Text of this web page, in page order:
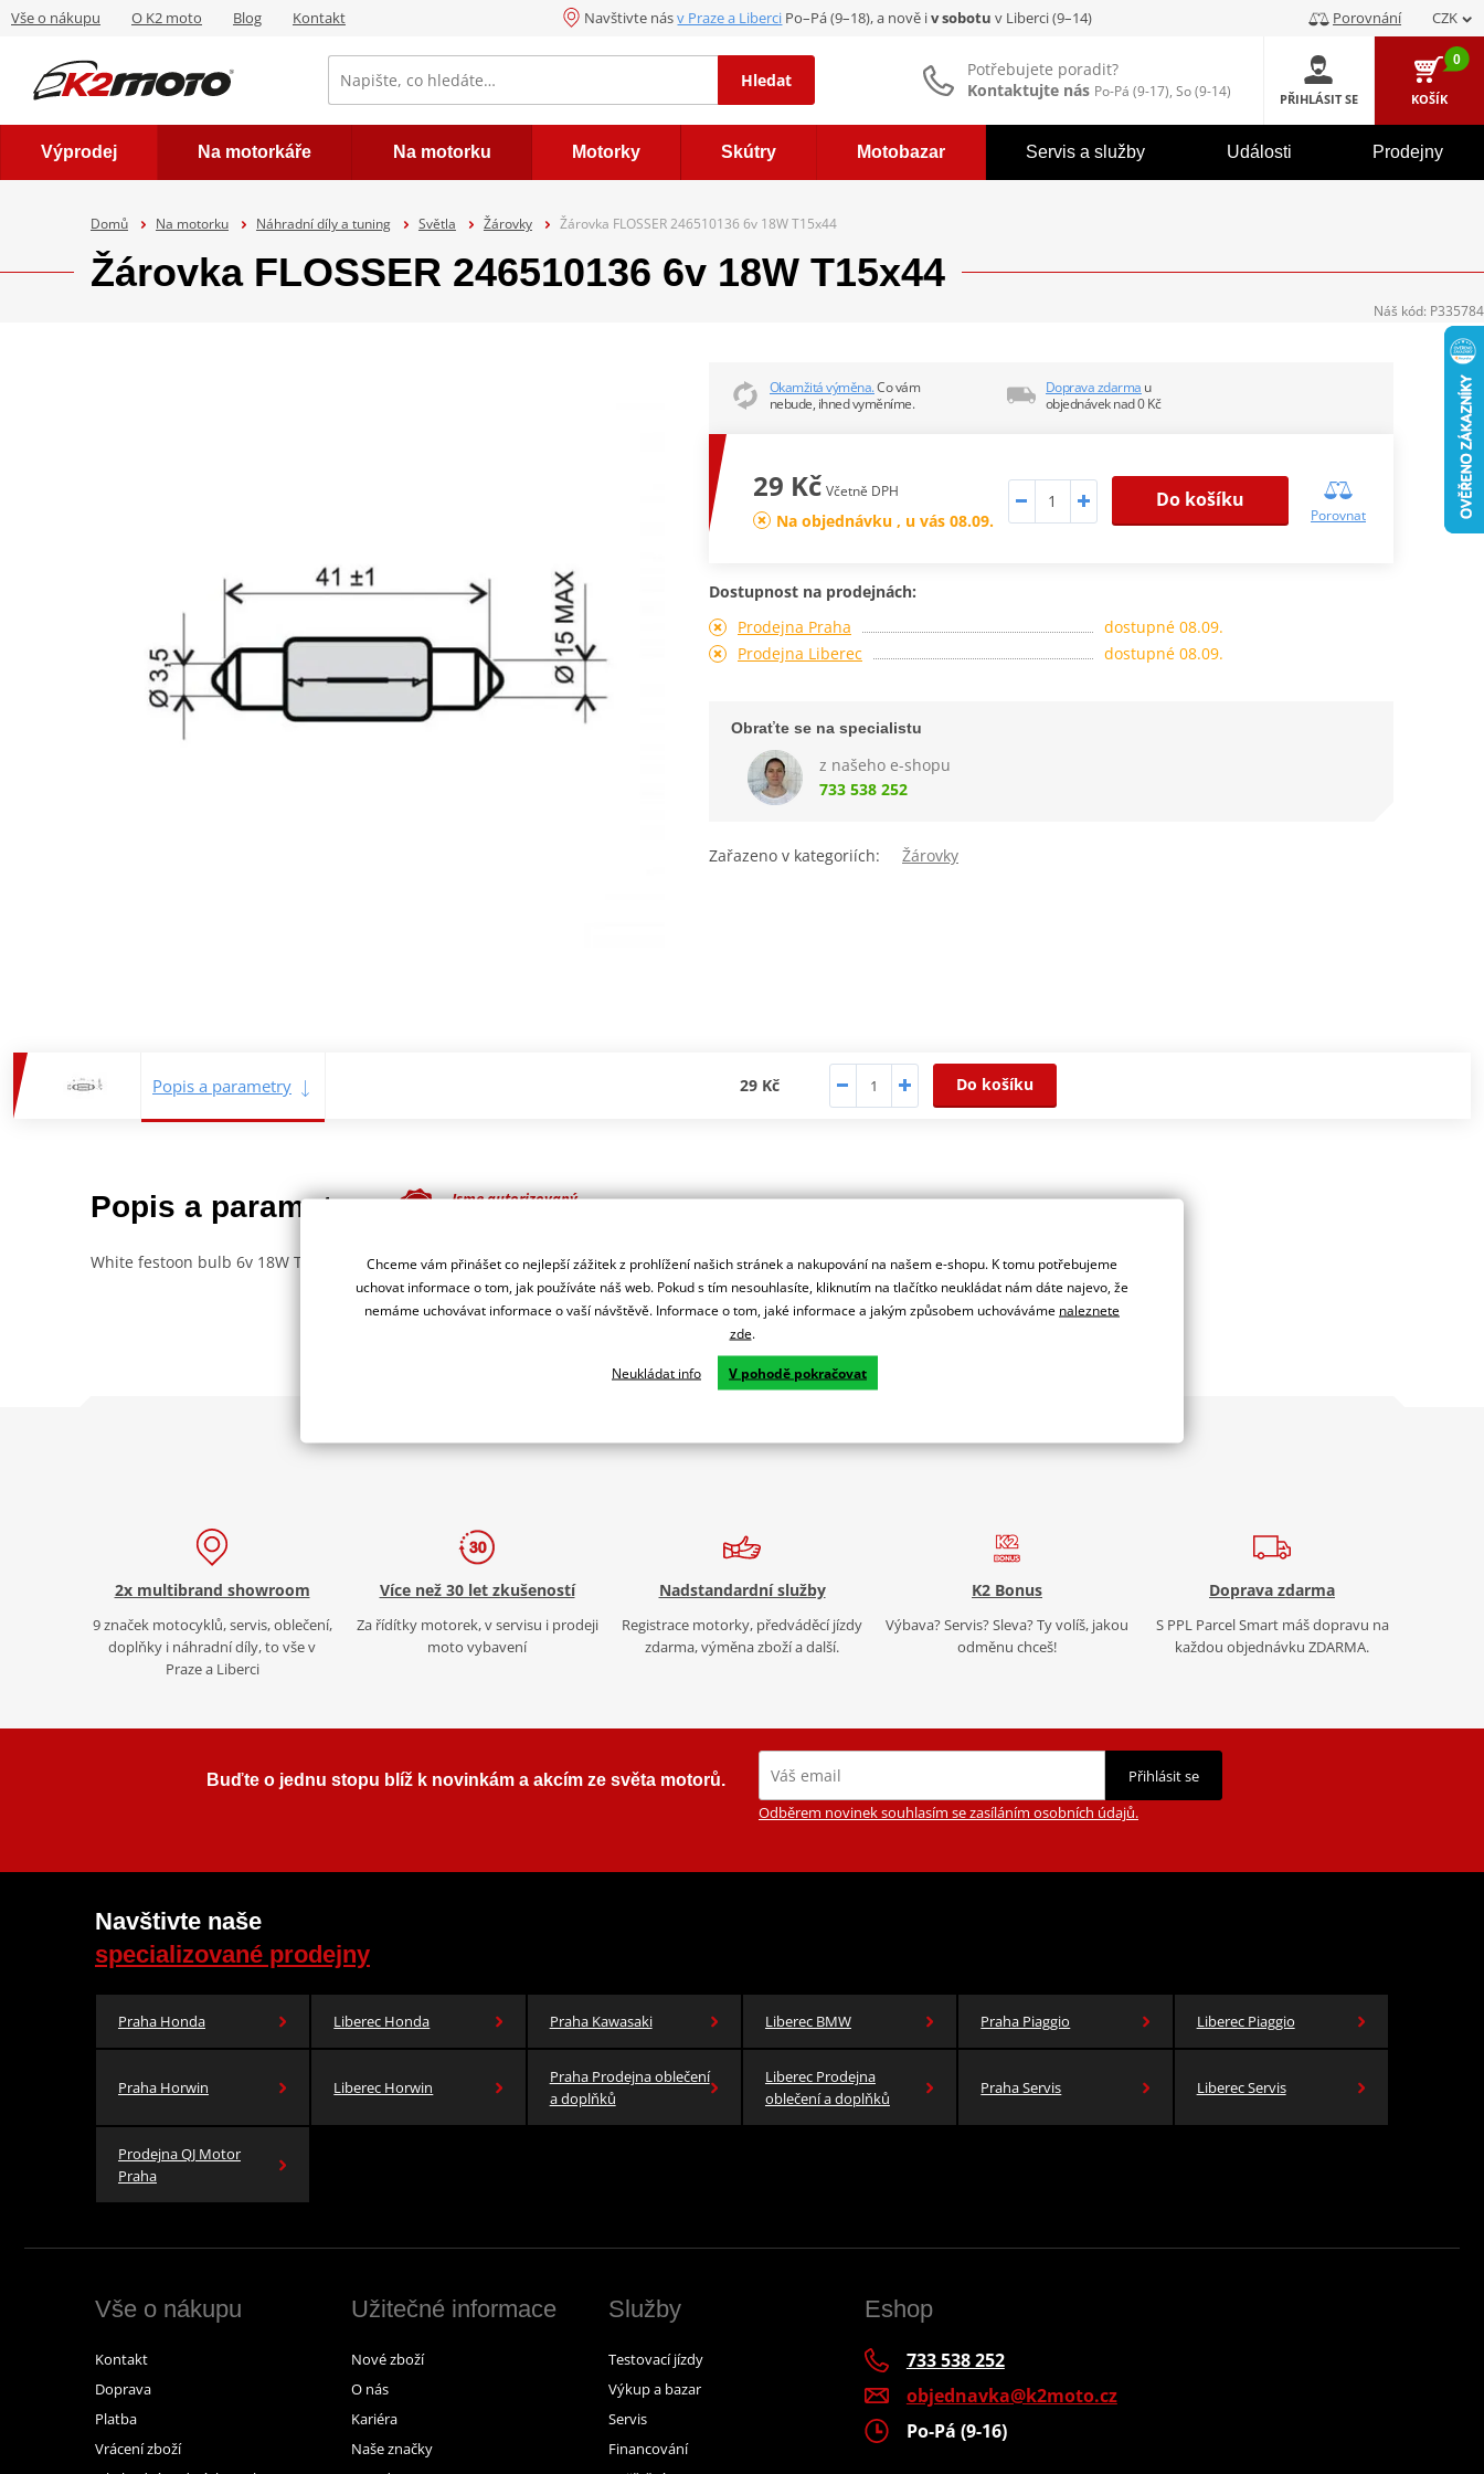
Vše o nákupu O K2 moto Blog Kontakt Navštivte násv Praze a Liberci Po–Pá (9–18), a nově iv sobotu v Liberci (9–14) Porovnání CZK
Hledat
Potřebujete poradit?
Kontaktujte nás Po-Pá (9-17), So (9-14) PŘIHLÁSIT SE
0
KOŠÍK
Výprodej Na motorkáře Na motorku Motorky Skútry Motobazar Servis a služby Události Prodejny
Domů Na motorku Náhradní díly a tuning Světla Žárovky Žárovka FLOSSER 246510136 6v 18W T15x44
Žárovka FLOSSER 246510136 6v 18W T15x44
Okamžitá výměna.Co vám
nebude, ihned vyměníme.
Doprava zdarma u
objednávek nad 0 Kč
29 Kč Včetně DPH
Na objednávku , u vás 08.09.
Do košíku
Porovnat
Dostupnost na prodejnách:
Prodejna Praha
dostupné 08.09.
Prodejna Liberec
dostupné 08.09.
Obraťte se na specialistu
z našeho e-shopu
733 538 252
Zařazeno v kategoriích: Žárovky
Popis a parametry 29 Kč Do košíku
Popis a parametry
Jsme autorizovaný
White festoon bulb 6v 18W T15x44
Náš kód: P335784
2x multibrand showroom
9 značek motocyklů, servis, oblečení,
doplňky i náhradní díly, to vše v
Praze a Liberci
Více než 30 let zkušeností
Za řídítky motorek, v servisu i prodeji
moto vybavení
Nadstandardní služby
Registrace motorky, předváděcí jízdy
zdarma, výměna zboží a další.
K2 Bonus
Výbava? Servis? Sleva? Ty volíš, jakou
odměnu chceš!
Doprava zdarma
S PPL Parcel Smart máš dopravu na
každou objednávku ZDARMA.
Buďte o jednu stopu blíž k novinkám a akcím ze světa motorů.
Přihlásit se
Odběrem novinek souhlasím se zasíláním osobních údajů.
Navštivte naše
specializované prodejny
Praha Honda Liberec Honda Praha Kawasaki Liberec BMW Praha Piaggio Liberec Piaggio
Praha Horwin Liberec Horwin
Praha Prodejna oblečení
a doplňků
Liberec Prodejna
oblečení a doplňků
Praha Servis Liberec Servis
Prodejna QJ Motor
Praha
Vše o nákupu
Kontakt
Doprava
Platba
Vrácení zboží
Užitečné informace
Nové zboží
O nás
Kariéra
Naše značky
Služby
Testovací jízdy
Výkup a bazar
Servis
Financování
Eshop
733 538 252
objednavka@k2moto.cz
Po-Pá (9-16)
Chceme vám přinášet co nejlepší zážitek z prohlížení našich stránek a nakupování na našem e-shopu. K tomu potřebujeme
uchovat informace o tom, jak používáte náš web. Pokud s tím nesouhlasíte, kliknutím na tlačítko neukládat nám dáte najevo, že
nemáme uchovávat informace o vaší návštěvě. Informace o tom, jaké informace a jakým způsobem uchováváme naleznete
zde.
Neukládat info V pohodě pokračovat